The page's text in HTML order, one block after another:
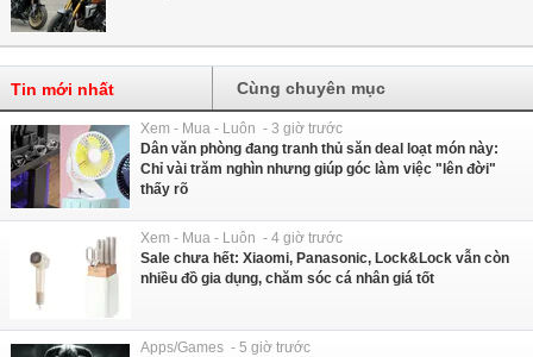
Tin mới nhất Cùng chuyên mục
Xem - Mua - Luôn - 3 giờ trước
Dân văn phòng đang tranh thủ săn deal loạt món này:
Chỉ vài trăm nghìn nhưng giúp góc làm việc "lên đời"
thấy rõ
Xem - Mua - Luôn - 4 giờ trước
Sale chưa hết: Xiaomi, Panasonic, Lock&Lock vẫn còn
nhiều đồ gia dụng, chăm sóc cá nhân giá tốt
Apps/Games - 5 giờ trước